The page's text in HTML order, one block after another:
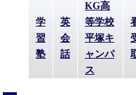
学
習
塾
英
会
話
KG高
等学校
平塚キ
ャンパ
ス